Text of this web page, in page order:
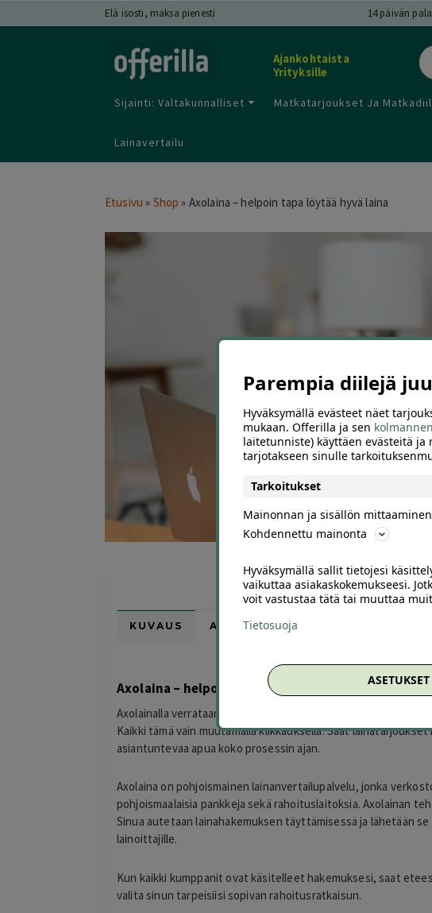
Elä isosti, maksa pienesti 14päivän
Ajankohtaista
Yrityksille
Sijainti: Valtakunnalliset Matkatarjoukset Ja
Lainavertailu
Etusivu » Shop » Axolaina – helpoin tapa löytää hyvä laina
KUVAUS ARVIOT (0)
Axolaina – helpoin tapa löytää hyvä laina
Axolainalla verrataan puolestasi pankkeja sekä
Kaikki tämä vain muutamalla klikkauksella. Saat
asiantuntevaa apua koko prosessin ajan.
Axolaina on pohjoismainen lainanvertailupalvelu, jonka
pohjoismaalaisia pankkeja sekä rahoituslaitoksia. Axolainan
Sinua autetaan lainahakemuksen täyttämisessä ja lähetään
lainoittajille.
Kun kaikki kumppanit ovat käsitelleet hakemuksesi, saat
valita sinun tarpeisiisi sopivan rahoitusratkaisun.
Parempia diilejä
Hyväksymällä evästeet näet
mukaan. Offerilla ja sen
laitetunniste) käyttäen evästeitä
tarjotakseen sinulle
Tarkoitukset
Mainonnan ja sisällön mittaaminen
Kohdennettu mainonta
Hyväksymällä sallit tietojesi
vaikuttaa asiakaskokemukseesi.
voit vastustaa tätä tai muuttaa
Tietosuoja
ASETUKSET